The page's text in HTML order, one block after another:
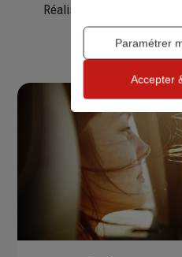
Réalisez une simulation
habitation,
Paramétrer
Accepter